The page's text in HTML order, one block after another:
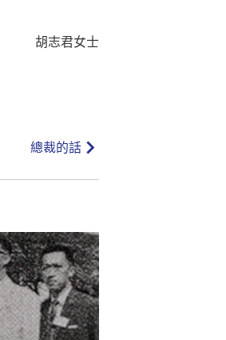
胡志君女士
總裁的話